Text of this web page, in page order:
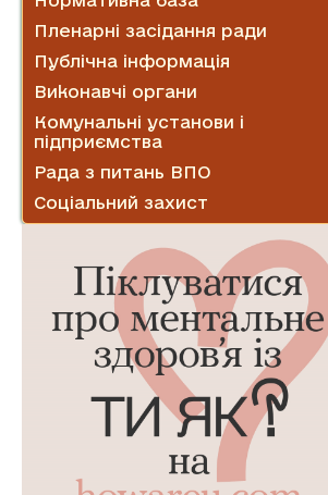
Пленарні засідання ради
Публічна інформація
Виконавчі органи
Комунальні установи і
підприємства
Рада з питань ВПО
Соціальний захист